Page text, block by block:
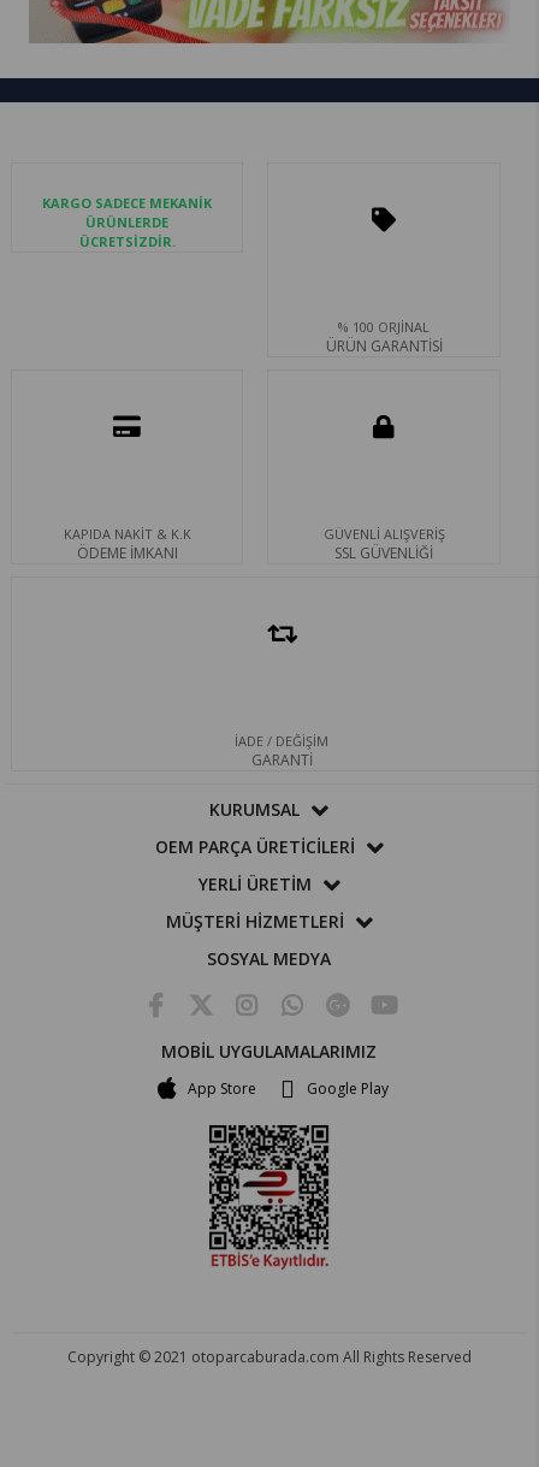
KARGO SADECE MEKANİK
ÜRÜNLERDE
ÜCRETSİZDİR.
% 100 ORJİNAL
ÜRÜN GARANTİSİ
KAPIDA NAKİT & K.K
ÖDEME İMKANI
GÜVENLİ ALIŞVERİŞ
SSL GÜVENLİĞİ
İADE / DEĞİŞİM
GARANTİ
KURUMSAL
OEM PARÇA ÜRETİCİLERİ
YERLİ ÜRETİM
MÜŞTERİ HİZMETLERİ
SOSYAL MEDYA
MOBİL UYGULAMALARIMIZ
App Store Google Play
Copyright © 2021 otoparcaburada.com All Rights Reserved